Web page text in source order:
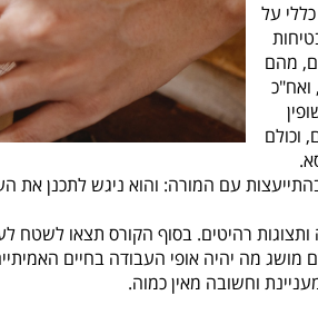
על
מהם
ואח"כ
וכולם
עם המורה: והוא ניגש לתכנן את
ותצוגות רהיטים. בסוף הקורס תצאו
מושג מה יהיה אופי העבודה בחיים
וחשובה מאין כמוה.